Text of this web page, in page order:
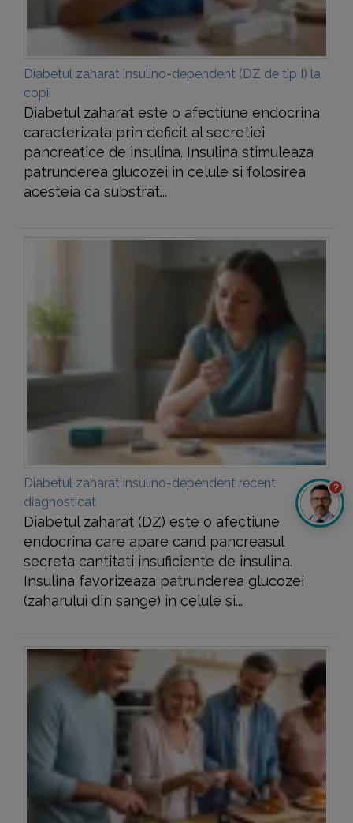
Diabetul zaharat insulino-dependent (DZ de tip I) la
copii
Diabetul zaharat este o afectiune endocrina
caracterizata prin deficit al secretiei
pancreatice de insulina. Insulina stimuleaza
patrunderea glucozei in celule si folosirea
acesteia ca substrat...
Diabetul zaharat insulino-dependent recent
diagnosticat
Diabetul zaharat (DZ) este o afectiune
endocrina care apare cand pancreasul
secreta cantitati insuficiente de insulina.
Insulina favorizeaza patrunderea glucozei
(zaharului din sange) in celule si...
?